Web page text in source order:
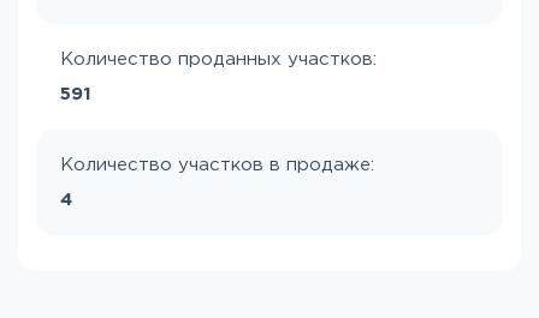
Количество проданных участков:
591
Количество участков в продаже:
4